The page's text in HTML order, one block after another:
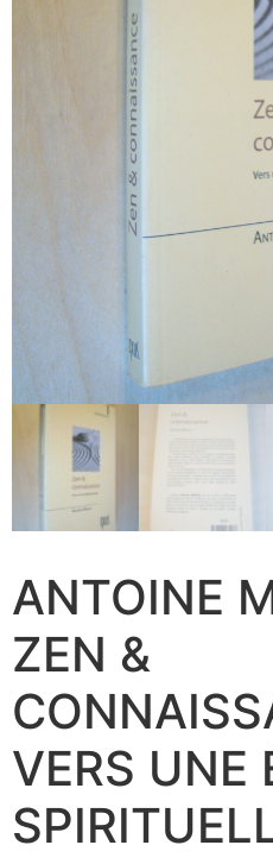
ANTOINE
ZEN &
VERS UNE